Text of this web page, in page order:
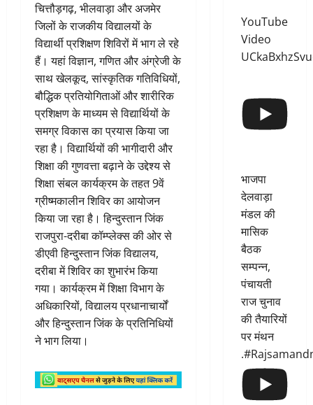
चित्तौड़गढ़, भीलवाड़ा और अजमेर
जिलों के राजकीय विद्यालयों के
विद्यार्थी प्रशिक्षण शिविरों में भाग ले रहे
हैं। यहां विज्ञान, गणित और अंग्रेजी के
साथ खेलकूद, सांस्कृतिक गतिविधियों,
बौद्धिक प्रतियोगिताओं और शारीरिक
प्रशिक्षण के माध्यम से विद्यार्थियों के
समग्र विकास का प्रयास किया जा
रहा है। विद्यार्थियों की भागीदारी और
शिक्षा की गुणवत्ता बढ़ाने के उद्देश्य से
शिक्षा संबल कार्यक्रम के तहत 9वें
ग्रीष्मकालीन शिविर का आयोजन
किया जा रहा है। हिन्दुस्तान जिंक
राजपुरा-दरीबा कॉम्प्लेक्स की ओर से
डीएवी हिन्दुस्तान जिंक विद्यालय,
दरीबा में शिविर का शुभारंभ किया
गया। कार्यक्रम में शिक्षा विभाग के
अधिकारियों, विद्यालय प्रधानाचार्यों
और हिन्दुस्तान जिंक के प्रतिनिधियों
ने भाग लिया।
YouTube
Video
भाजपा
देलवाड़ा
मंडल की
मासिक
बैठक
सम्पन्न,
पंचायती
राज चुनाव
की तैयारियों
पर मंथन